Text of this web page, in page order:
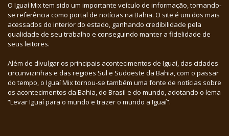
O Iguaí Mix tem sido um importante veículo de informação, tornando-
se referência como portal de notícias na Bahia. O site é um dos mais
acessados do interior do estado, ganhando credibilidade pela
qualidade de seu trabalho e conseguindo manter a fidelidade de
seus leitores.
Além de divulgar os principais acontecimentos de Iguaí, das cidades
circunvizinhas e das regiões Sul e Sudoeste da Bahia, com o passar
do tempo, o Iguaí Mix tornou-se também uma fonte de notícias sobre
os acontecimentos da Bahia, do Brasil e do mundo, adotando o lema
“Levar Iguaí para o mundo e trazer o mundo a Iguaí”.